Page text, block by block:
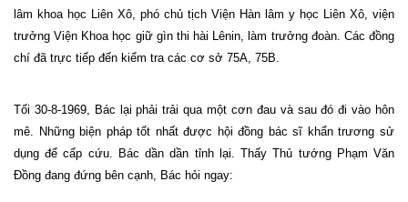
lâm khoa học Liên Xô, phó chủ tịch Viện Hàn lâm y học Liên Xô, viện
trưởng Viện Khoa học giữ gìn thi hài Lênin, làm trưởng đoàn. Các đồng
chí đã trực tiếp đến kiểm tra các cơ sở 75A, 75B.
Tối 30-8-1969, Bác lại phải trải qua một cơn đau và sau đó đi vào hôn
mê. Những biện pháp tốt nhất được hội đồng bác sĩ khẩn trương sử
dụng để cấp cứu. Bác dần dần tỉnh lại. Thấy Thủ tướng Phạm Văn
Đồng đang đứng bên cạnh, Bác hỏi ngay: